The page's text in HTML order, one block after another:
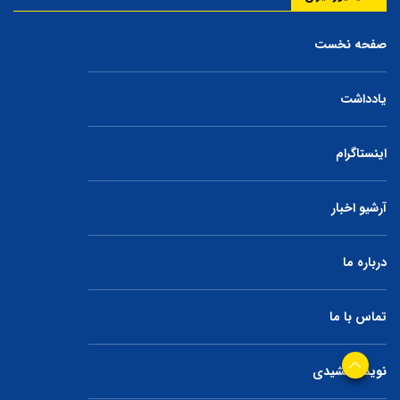
صفحه نخست
یادداشت
اینستاگرام
آرشیو اخبار
درباره ما
تماس با ما
نوید جمشیدی